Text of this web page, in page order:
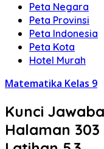
Peta Negara
Peta Provinsi
Peta Indonesia
Peta Kota
Hotel Murah
Matematika Kelas 9
Kunci
Halaman